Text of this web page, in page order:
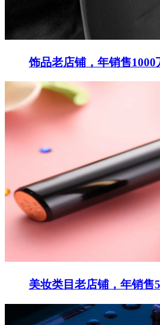
饰品老店铺，年销售1000
美妆类目老店铺，年销售